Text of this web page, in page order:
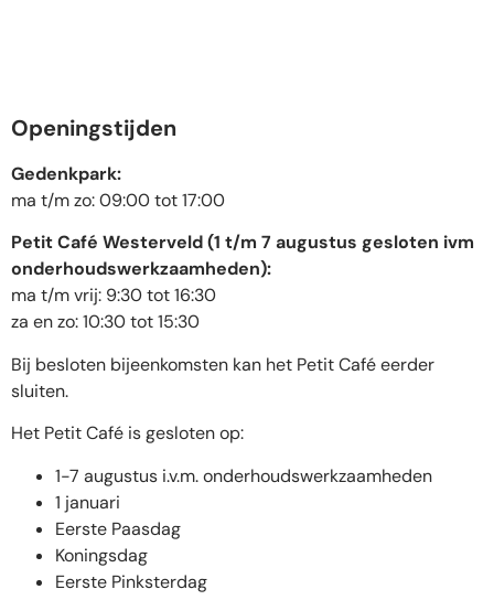
Openingstijden
Gedenkpark:
ma t/m zo: 09:00 tot 17:00
Petit Café Westerveld (1 t/m 7 augustus gesloten ivm
onderhoudswerkzaamheden):
ma t/m vrij: 9:30 tot 16:30
za en zo: 10:30 tot 15:30
Bij besloten bijeenkomsten kan het Petit Café eerder
sluiten.
Het Petit Café is gesloten op:
1-7 augustus i.v.m. onderhoudswerkzaamheden
1 januari
Eerste Paasdag
Koningsdag
Eerste Pinksterdag